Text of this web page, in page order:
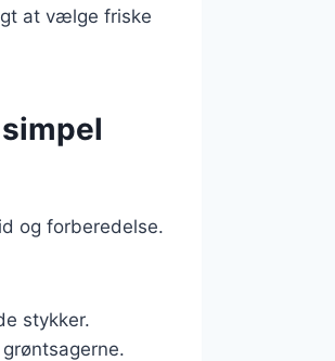
at vælge friske
og forberedelse.
stykker.